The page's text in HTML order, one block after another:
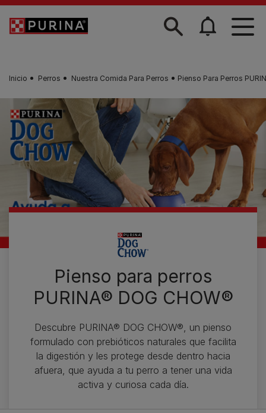
Skip to main content
Inicio Perros Nuestra Comida Para Perros Pienso Para Perros
Pienso para perros
PURINA® DOG CHOW®
Descubre PURINA® DOG CHOW®, un pienso
formulado con prebióticos naturales que facilita
la digestión y les protege desde dentro hacia
afuera, que ayuda a tu perro a tener una vida
activa y curiosa cada día.